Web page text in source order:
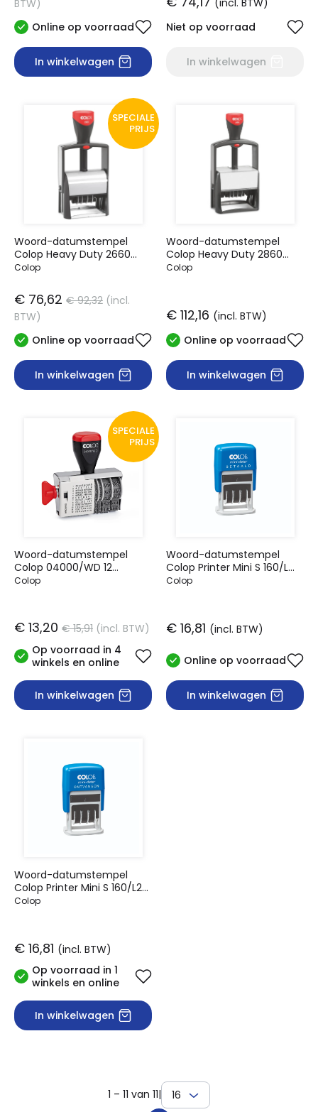
BTW)
Online op voorraad
In winkelwagen
(incl. BTW)
Niet op voorraad
In winkelwagen
SPECIALE
PRIJS
Woord-datumstempel
Colop Heavy Duty 2660
Classic Line
Colop
€ 76,62 € 92,32 (incl.
BTW)
Online op voorraad
In winkelwagen
Woord-datumstempel
Colop Heavy Duty 2860
Classic Line
Colop
€ 112,16 (incl. BTW)
Online op voorraad
In winkelwagen
SPECIALE
PRIJS
Woord-datumstempel
Colop 04000/WD 12
teksten
Colop
€ 13,20 € 15,91 (incl. BTW)
Op voorraad in 4
winkels en online
In winkelwagen
Woord-datumstempel
Colop Printer Mini S 160/L
betaald
Colop
€ 16,81 (incl. BTW)
Online op voorraad
In winkelwagen
Woord-datumstempel
Colop Printer Mini S 160/L2
ontvangen
Colop
€ 16,81 (incl. BTW)
Op voorraad in 1
winkels en online
In winkelwagen
1 – 11 van 11| 16